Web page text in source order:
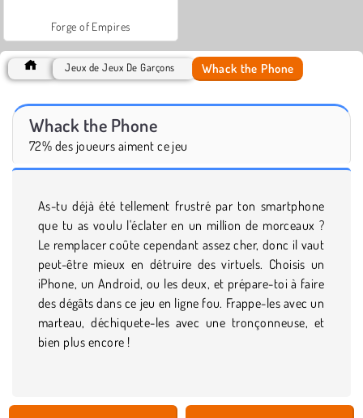
Forge of Empires
Jeux de Jeux De Garçons Whack the Phone
Whack the Phone
72% des joueurs aiment ce jeu
As-tu déjà été tellement frustré par ton smartphone
que tu as voulu l'éclater en un million de morceaux ?
Le remplacer coûte cependant assez cher, donc il vaut
peut-être mieux en détruire des virtuels. Choisis un
iPhone, un Android, ou les deux, et prépare-toi à faire
des dégâts dans ce jeu en ligne fou. Frappe-les avec un
marteau, déchiquete-les avec une tronçonneuse, et
bien plus encore !